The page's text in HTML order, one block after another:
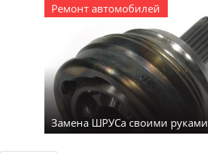
Ремонт автомобилей
Замена ШРУСа своими руками